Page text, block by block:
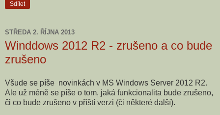
Sdílet
STŘEDA 2. ŘÍJNA 2013
Winddows 2012 R2 - zrušeno a co bude
zrušeno
Všude se píše novinkách v MS Windows Server 2012 R2.
Ale už méně se píše o tom, jaká funkcionalita bude zrušeno,
či co bude zrušeno v příští verzi (či některé další).